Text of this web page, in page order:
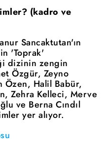
(kadro ve
Sancaktutan'ın
'Toprak'
dizinin zengin
Özgür, Zeyno
Özen, Halil Babür,
Zehra Kelleci, Merve
ve Berna Cındıl
yer alıyor.